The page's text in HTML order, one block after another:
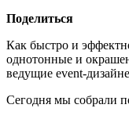
Поделиться
Как быстро и
однотонные и
ведущие event-
Сегодня мы собрали